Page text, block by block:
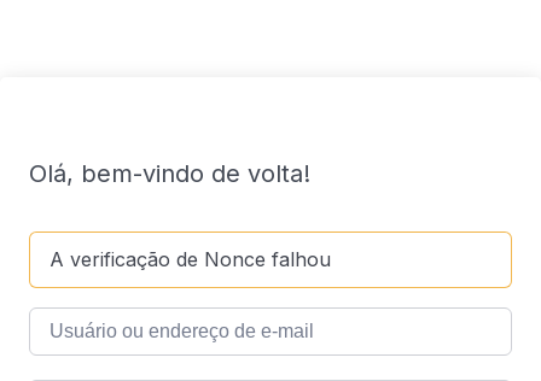
Olá, bem-vindo de volta!
A verificação de Nonce falhou